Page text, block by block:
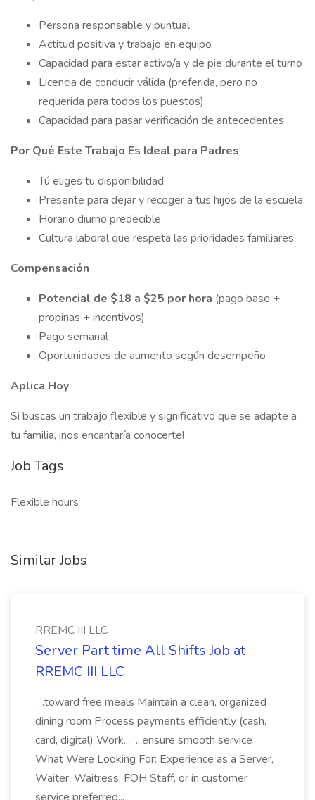
Persona responsable y puntual
Actitud positiva y trabajo en equipo
Capacidad para estar activo/a y de pie durante el turno
Licencia de conducir válida (preferida, pero no
requerida para todos los puestos)
Capacidad para pasar verificación de antecedentes
Por Qué Este Trabajo Es Ideal para Padres
Tú eliges tu disponibilidad
Presente para dejar y recoger a tus hijos de la escuela
Horario diurno predecible
Cultura laboral que respeta las prioridades familiares
Compensación
Potencial de $18 a $25 por hora (pago base +
propinas + incentivos)
Pago semanal
Oportunidades de aumento según desempeño
Aplica Hoy
Si buscas un trabajo flexible y significativo que se adapte a
tu familia, ¡nos encantaría conocerte!
Job Tags
Flexible hours
Similar Jobs
RREMC III LLC
Server Part time All Shifts Job at
RREMC III LLC
...toward free meals Maintain a clean, organized
dining room Process payments efficiently (cash,
card, digital) Work... ...ensure smooth service
What Were Looking For: Experience as a Server,
Waiter, Waitress, FOH Staff, or in customer